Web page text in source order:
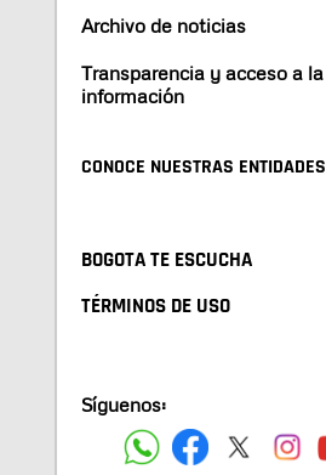
Archivo de noticias
Transparencia y acceso a la
información
CONOCE NUESTRAS ENTIDADES
BOGOTA TE ESCUCHA
TÉRMINOS DE USO
Síguenos: